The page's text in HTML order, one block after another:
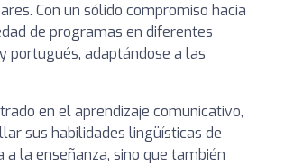
Con un sólido compromiso hacia
de programas en diferentes
portugués, adaptándose a las
en el aprendizaje comunicativo,
sus habilidades lingüísticas de
la enseñanza, sino que también